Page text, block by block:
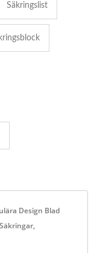
Säkringslist
Design Blad